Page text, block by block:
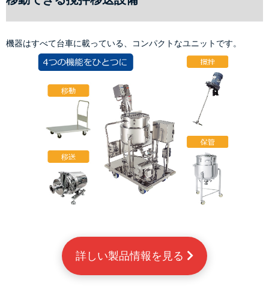
機器はすべて台車に載っている、コンパクトなユニットです。
詳しい製品情報を見る